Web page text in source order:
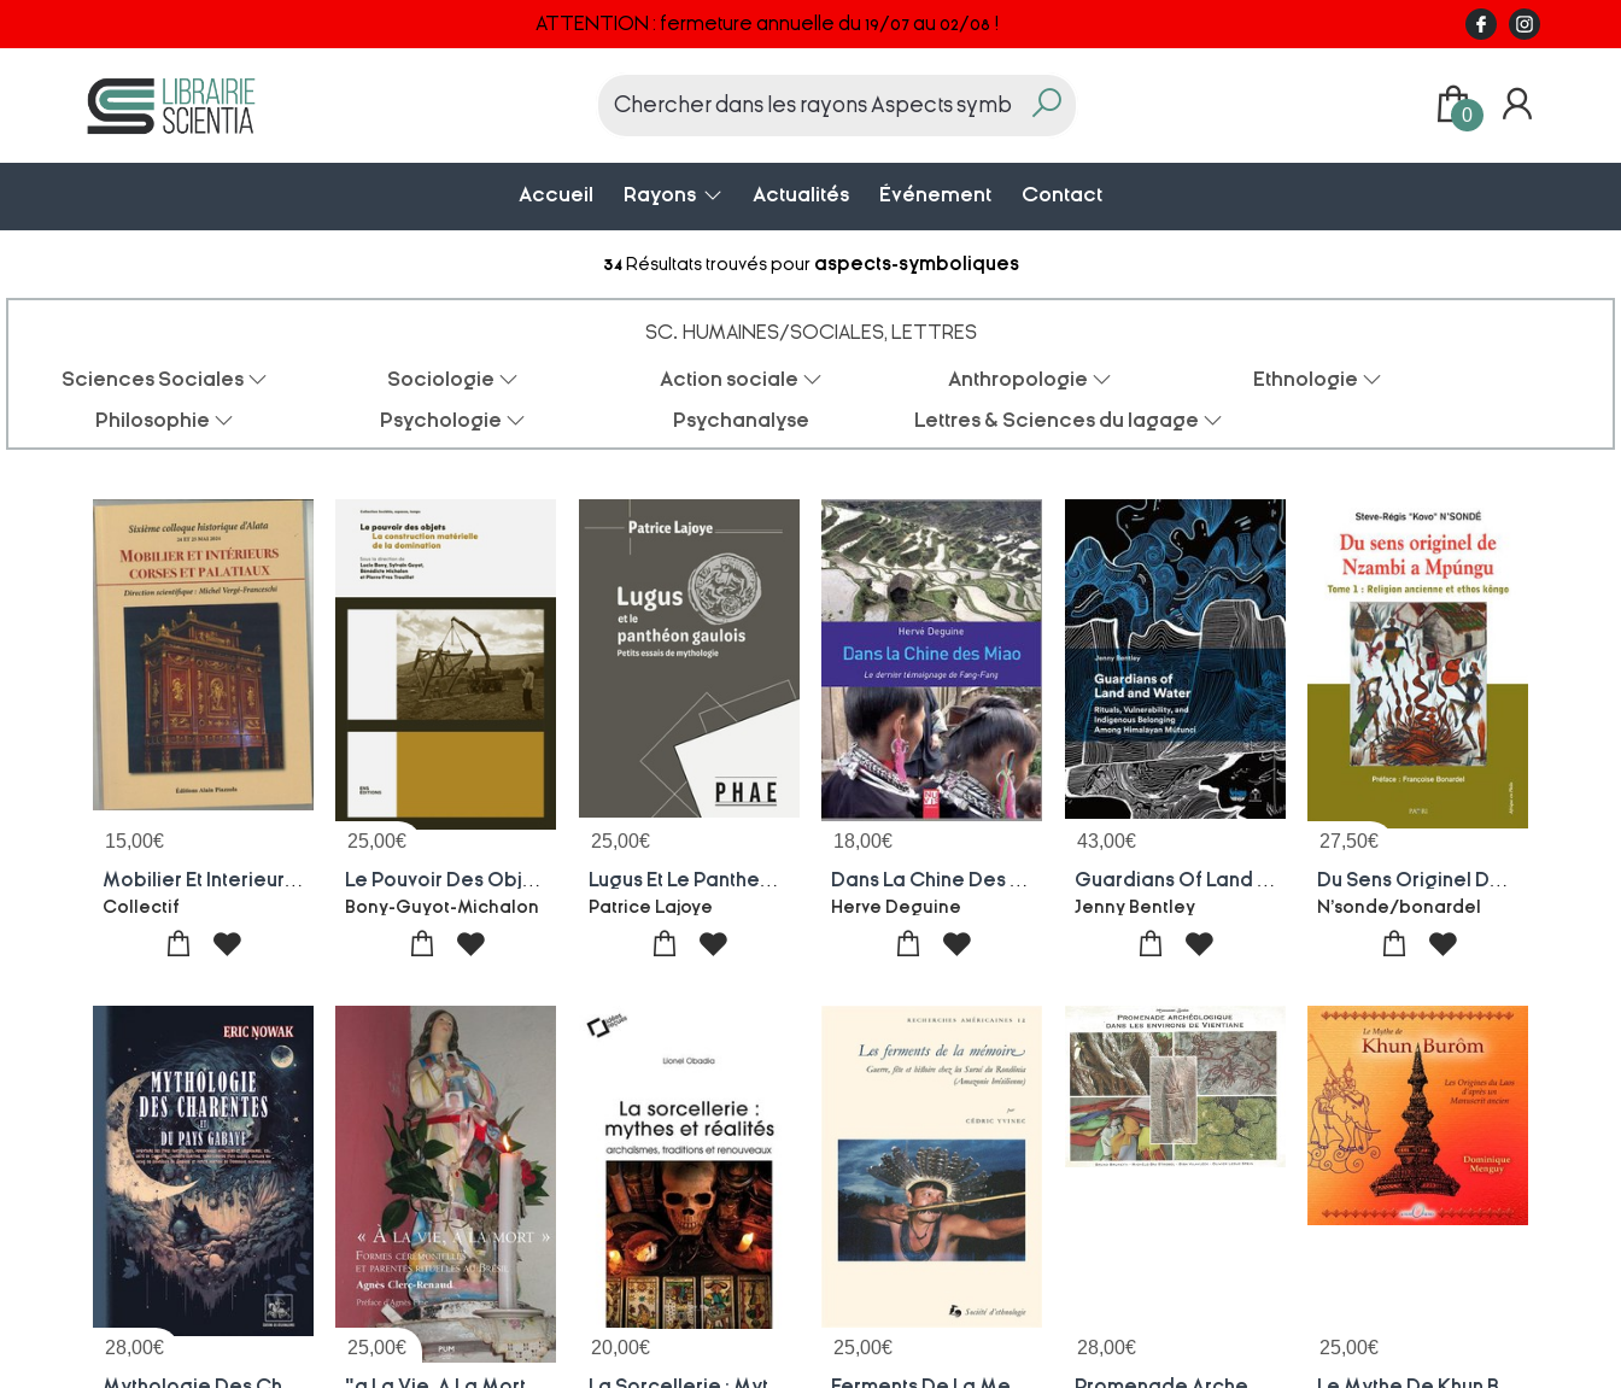
ATTENTION : fermeture annuelle du 19/07 au 02/08 !
0
Accueil Rayons Actualités Événement Contact
34 Résultats trouvés pour aspects-symboliques
SC. HUMAINES/SOCIALES, LETTRES
Sciences Sociales Sociologie Action sociale Anthropologie
Ethnologie
Philosophie
Psychologie Psychanalyse Lettres & Sciences du lagage
15,00€
Collectif
25,00€
Bony-Guyot-Michalon
25,00€
Patrice Lajoye
18,00€
Herve Deguine
43,00€
Jenny Bentley
27,50€
N'sonde/bonardel
28,00€ 25,00€ 20,00€ 25,00€ 28,00€ 25,00€